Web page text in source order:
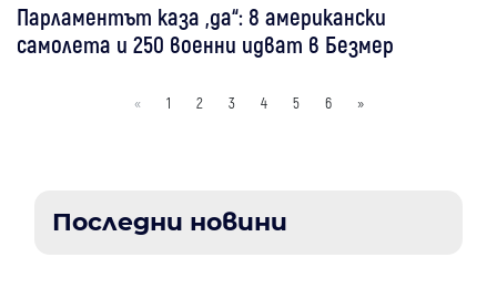
Парламентът каза „да“: 8 американски
самолета и 250 военни идват в Безмер
« 1 2 3 4 5 6 »
Последни новини